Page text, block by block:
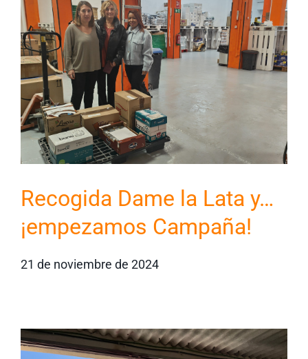
Recogida Dame la Lata y…
¡empezamos Campaña!
21 de noviembre de 2024